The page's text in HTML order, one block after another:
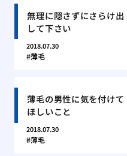
無理に隠さずにさらけ出
して下さい
2018.07.30
薄毛
薄毛の男性に気を付けて
ほしいこと
2018.07.30
薄毛